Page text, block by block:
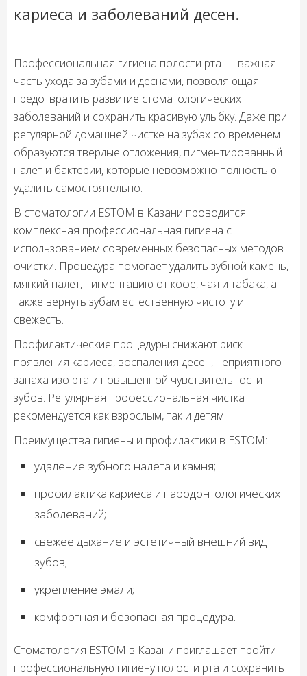
кариеса и заболеваний десен.
Профессиональная гигиена полости рта — важная
часть ухода за зубами и деснами, позволяющая
предотвратить развитие стоматологических
заболеваний и сохранить красивую улыбку. Даже при
регулярной домашней чистке на зубах со временем
образуются твердые отложения, пигментированный
налет и бактерии, которые невозможно полностью
удалить самостоятельно.
В стоматологии ESTOM в Казани проводится
комплексная профессиональная гигиена с
использованием современных безопасных методов
очистки. Процедура помогает удалить зубной камень,
мягкий налет, пигментацию от кофе, чая и табака, а
также вернуть зубам естественную чистоту и
свежесть.
Профилактические процедуры снижают риск
появления кариеса, воспаления десен, неприятного
запаха изо рта и повышенной чувствительности
зубов. Регулярная профессиональная чистка
рекомендуется как взрослым, так и детям.
Преимущества гигиены и профилактики в ESTOM:
удаление зубного налета и камня;
профилактика кариеса и пародонтологических
заболеваний;
свежее дыхание и эстетичный внешний вид
зубов;
укрепление эмали;
комфортная и безопасная процедура.
Стоматология ESTOM в Казани приглашает пройти
профессиональную гигиену полости рта и сохранить